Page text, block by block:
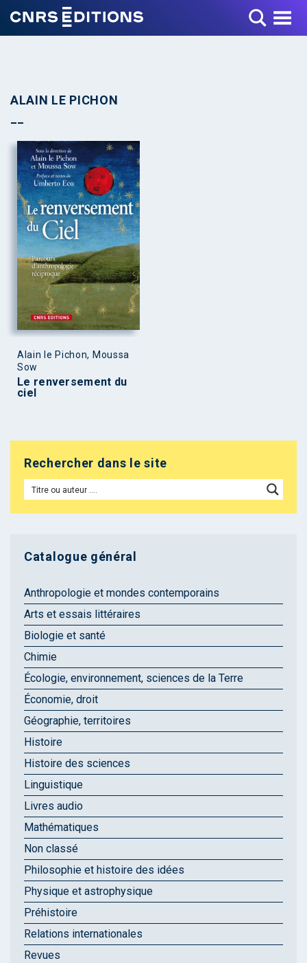
Toggle Menu
ALAIN LE PICHON
Alain le Pichon, Moussa
Sow
Le renversement du
ciel
Rechercher dans le site
Catalogue général
Anthropologie et mondes contemporains
Arts et essais littéraires
Biologie et santé
Chimie
Écologie, environnement, sciences de la Terre
Économie, droit
Géographie, territoires
Histoire
Histoire des sciences
Linguistique
Livres audio
Mathématiques
Non classé
Philosophie et histoire des idées
Physique et astrophysique
Préhistoire
Relations internationales
Revues